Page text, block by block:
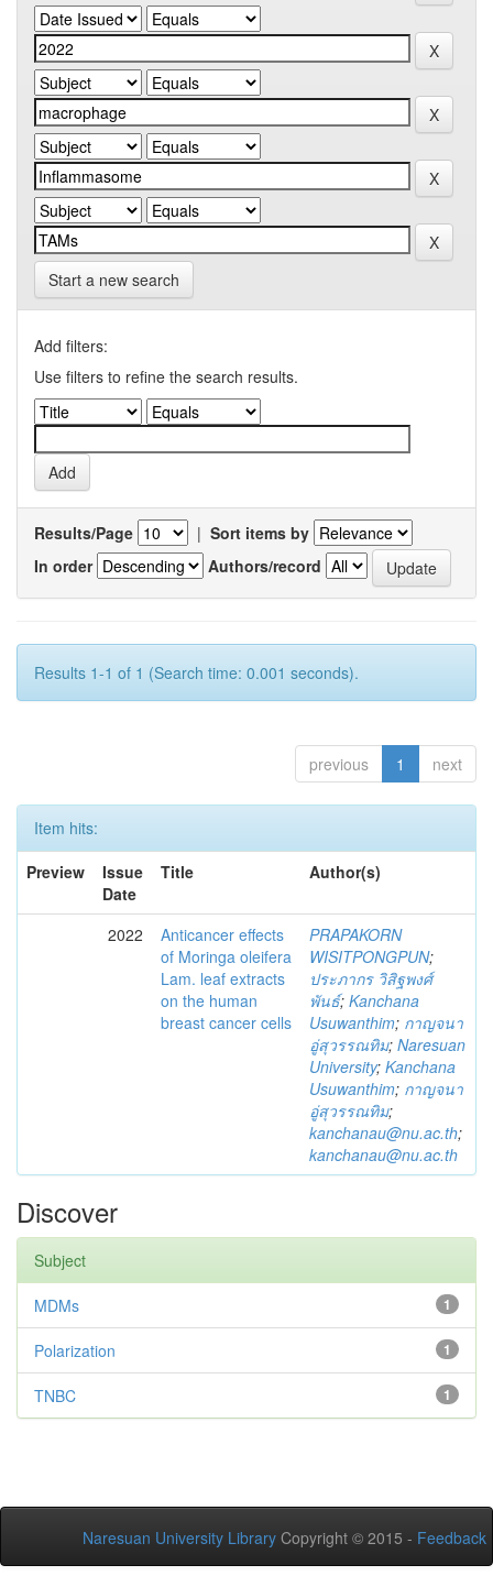
Start a new search
Add filters:
Use filters to refine the search results.
Results/Page | Sort items by
In order
Authors/record
Results 1-1 of 1 (Search time: 0.001 seconds).
previous 1 next
Item hits:
Preview
Issue
Date
Title Author(s)
2022
Anticancer effects
of Moringa oleifera
Lam. leaf extracts
on the human
breast cancer cells
PRAPAKORN
WISITPONGPUN;
ประภากร วิสิฐพงศ์
พันธ์; Kanchana
Usuwanthim; กาญจนา
อู่สุวรรณทิม; Naresuan
University; Kanchana
Usuwanthim; กาญจนา
อู่สุวรรณทิม;
kanchanau@nu.ac.th;
kanchanau@nu.ac.th
Discover
Subject
1
MDMs
1
Polarization
1
TNBC
Naresuan University Library Copyright © 2015 - Feedback